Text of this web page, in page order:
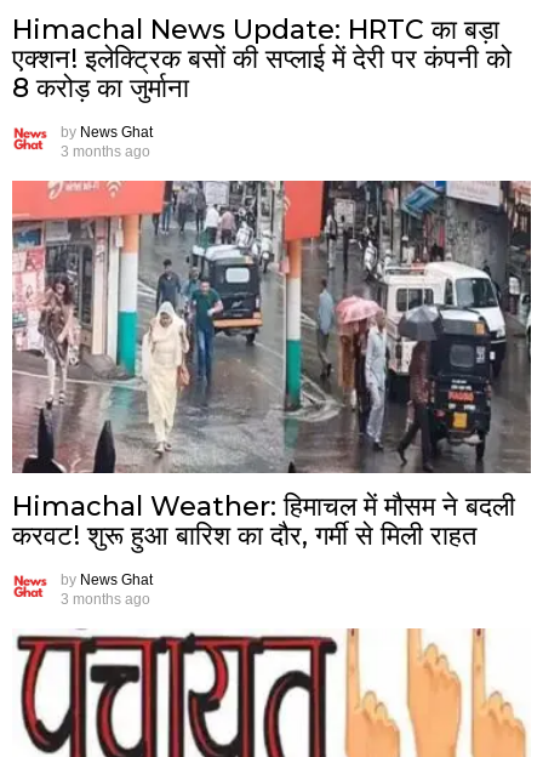
Himachal News Update: HRTC का बड़ा
एक्शन! इलेक्ट्रिक बसों की सप्लाई में देरी पर कंपनी को
8 करोड़ का जुर्माना
by News Ghat
3 months ago
Himachal Weather: हिमाचल में मौसम ने बदली
करवट! शुरू हुआ बारिश का दौर, गर्मी से मिली राहत
by News Ghat
3 months ago